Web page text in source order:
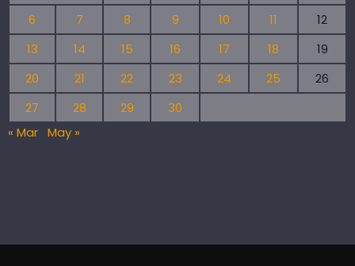
6
7 8 9 10 11
12
13
14 15 16 17 18
19
20
21 22 23 24 25
26
27
28 29
30
« Mar May »